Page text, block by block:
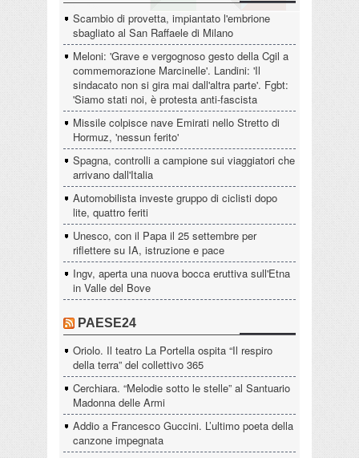
Scambio di provetta, impiantato l'embrione
sbagliato al San Raffaele di Milano
Meloni: 'Grave e vergognoso gesto della Cgil a
commemorazione Marcinelle'. Landini: 'Il
sindacato non si gira mai dall'altra parte'. Fgbt:
'Siamo stati noi, è protesta anti-fascista
Missile colpisce nave Emirati nello Stretto di
Hormuz, 'nessun ferito'
Spagna, controlli a campione sui viaggiatori che
arrivano dall'Italia
Automobilista investe gruppo di ciclisti dopo
lite, quattro feriti
Unesco, con il Papa il 25 settembre per
riflettere su IA, istruzione e pace
Ingv, aperta una nuova bocca eruttiva sull'Etna
in Valle del Bove
PAESE24
Oriolo. Il teatro La Portella ospita “Il respiro
della terra” del collettivo 365
Cerchiara. “Melodie sotto le stelle” al Santuario
Madonna delle Armi
Addio a Francesco Guccini. L’ultimo poeta della
canzone impegnata